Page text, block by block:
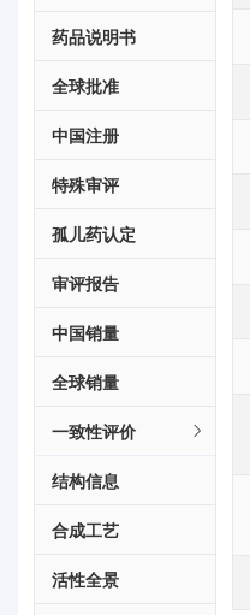
药品说明书
全球批准
中国注册
特殊审评
孤儿药认定
审评报告
中国销量
全球销量
一致性评价
结构信息
合成工艺
活性全景